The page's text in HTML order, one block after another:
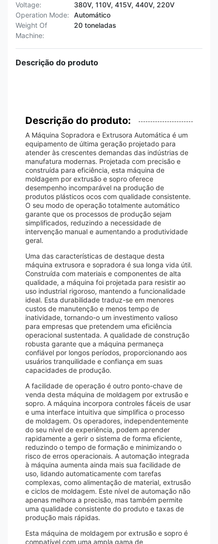
Voltage:
380V, 110V, 415V, 440V, 220V
Operation Mode:
Automático
Weight Of
Machine:
20 toneladas
Descrição do produto
Descrição do produto:
A Máquina Sopradora e Extrusora Automática é um
equipamento de última geração projetado para
atender às crescentes demandas das indústrias de
manufatura modernas. Projetada com precisão e
construída para eficiência, esta máquina de
moldagem por extrusão e sopro oferece
desempenho incomparável na produção de
produtos plásticos ocos com qualidade consistente.
O seu modo de operação totalmente automático
garante que os processos de produção sejam
simplificados, reduzindo a necessidade de
intervenção manual e aumentando a produtividade
geral.
Uma das características de destaque desta
máquina extrusora e sopradora é sua longa vida útil.
Construída com materiais e componentes de alta
qualidade, a máquina foi projetada para resistir ao
uso industrial rigoroso, mantendo a funcionalidade
ideal. Esta durabilidade traduz-se em menores
custos de manutenção e menos tempo de
inatividade, tornando-o um investimento valioso
para empresas que pretendem uma eficiência
operacional sustentada. A qualidade de construção
robusta garante que a máquina permaneça
confiável por longos períodos, proporcionando aos
usuários tranquilidade e confiança em suas
capacidades de produção.
A facilidade de operação é outro ponto-chave de
venda desta máquina de moldagem por extrusão e
sopro. A máquina incorpora controles fáceis de usar
e uma interface intuitiva que simplifica o processo
de moldagem. Os operadores, independentemente
do seu nível de experiência, podem aprender
rapidamente a gerir o sistema de forma eficiente,
reduzindo o tempo de formação e minimizando o
risco de erros operacionais. A automação integrada
à máquina aumenta ainda mais sua facilidade de
uso, lidando automaticamente com tarefas
complexas, como alimentação de material, extrusão
e ciclos de moldagem. Este nível de automação não
apenas melhora a precisão, mas também permite
uma qualidade consistente do produto e taxas de
produção mais rápidas.
Esta máquina de moldagem por extrusão e sopro é
compatível com uma ampla gama de